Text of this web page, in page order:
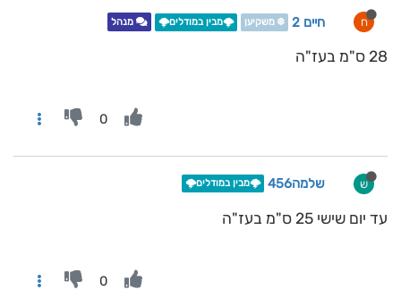
ח חיים 2 ❄️ משקיען 🌩️מבין במודלים🌩️ מנהל
28 ס"מ בעז"ה
0
ש שלמה456 🌩️מבין במודלים🌩️
עד יום שישי 25 ס"מ בעז"ה
0